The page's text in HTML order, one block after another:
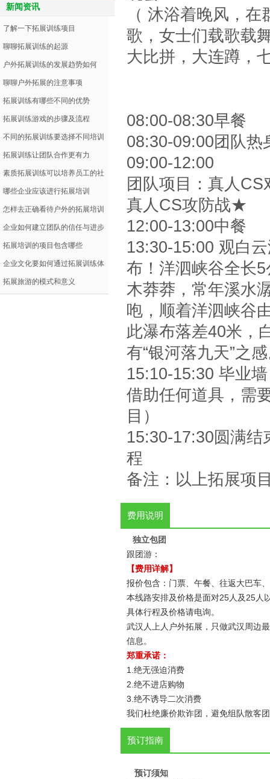
（ 沐浴着晚风，
歌，女士们载歌载
大比拼，大连蹲，
08:00-08:30早餐
08:30-09:00团队热
09:00-12:00
团队项目：真人
真人CS攻防战★
12:00-13:00中餐
13:30-15:00 观白
布！洋泗峡谷全长
木莽莽，常年溪水
咆，顺着洋泗峡谷
此瀑布落差40米，
有“银河落九天”之
15:10-15:30 毕业
借助任何道具，需
目）
15:30-17:30圆满结
程
备注：以上拓展项
费用说明
独立包团
跟团游：
【费用详解】
报价包含：门票、午餐、往返大巴车
本线路安排及价格是面对25人及25人
具体行程及价格请电询。
武汉人上人户外拓展，只做武汉周边
信息。
郑重承诺：
1.绝无强迫消费
2.绝不进店购物
3.绝不诱导二次消费
我们杜绝廉价欺诈团，避免组队散客
预订指南
预订须知
新闻资讯
了解一下拓展训练项目
聊聊拓展训练的起源
户外拓展训练的发展趋势如何
聊聊户外拓展的注意事项
拓展训练有哪些不同的优势
拓展训练游戏的步骤及流程
不同的拓展训练要选择不同培训
方法
拓展训练让团队合作更有力
素质拓展训练可以培养员工的社
会适应能力
哪些企业应该进行拓展培训
怎样去正确看待户外的拓展培训
企业如何建立团队的信任与进步
拓展培训的项目包含哪些
企业文化要如何通过拓展训练体
现
拓展旅游的模式和意义